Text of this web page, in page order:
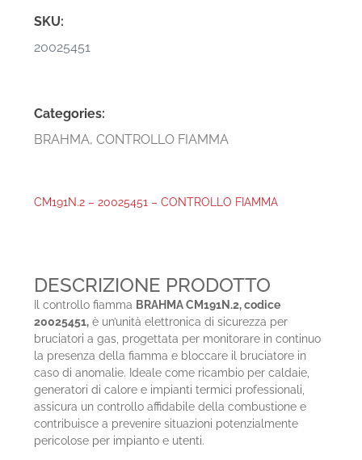
SKU:
20025451
Categories:
BRAHMA,CONTROLLO FIAMMA
CM191N.2 – 20025451 – CONTROLLO FIAMMA
DESCRIZIONE PRODOTTO
Il controllo fiamma BRAHMA CM191N.2, codice
20025451, è un’unità elettronica di sicurezza per
bruciatori a gas, progettata per monitorare in continuo
la presenza della fiamma e bloccare il bruciatore in
caso di anomalie. Ideale come ricambio per caldaie,
generatori di calore e impianti termici professionali,
assicura un controllo affidabile della combustione e
contribuisce a prevenire situazioni potenzialmente
pericolose per impianto e utenti.